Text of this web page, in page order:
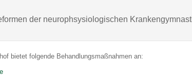
der neurophsysiologischen
bietet folgende Behandlungsmaßnahmen an: